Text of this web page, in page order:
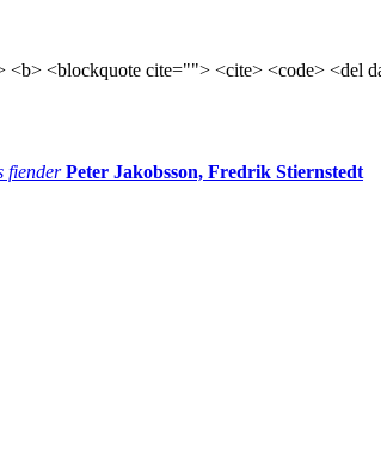
<blockquote cite=""> <cite> <code> <del
fiender Peter Jakobsson, Fredrik Stiernstedt